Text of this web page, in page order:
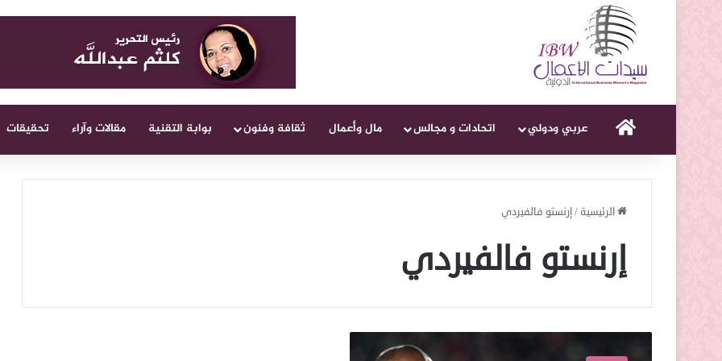
الرئيسيةعربي ودولي اتحادات و مجالس مال وأعمال ثقافة وفنون بوابة التقنية مقالات وآراء تحقيقات
الرئيسية/إرنستو فالفيردي
إرنستو فالفيردي